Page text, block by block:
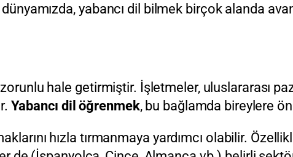
yabancı dil bilmek birçok alanda
hale getirmiştir. İşletmeler, uluslararası
Yabancı dil öğrenmek, bu bağlamda bireylere
hızla tırmanmaya yardımcı olabilir.